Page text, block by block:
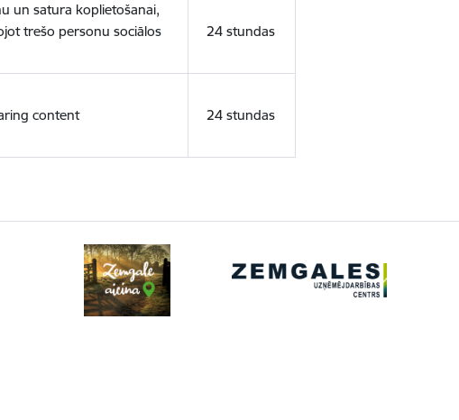
un satura koplietošanai,
trešo personu sociālos
24 stundas
content 24 stundas